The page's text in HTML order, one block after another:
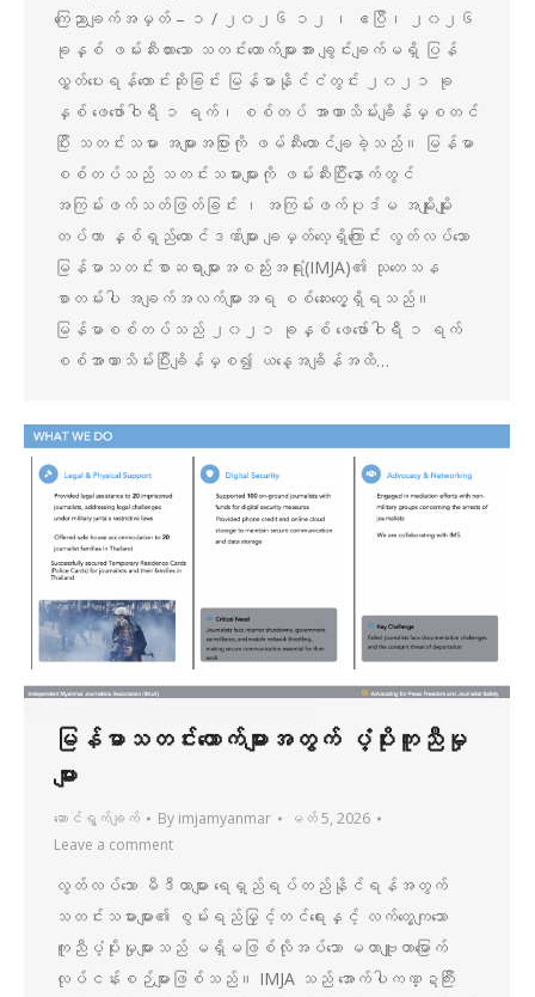
ကြေညာချက်အမှတ် – ၁ / ၂၀၂၆ ၁၂ ၊ ဧပြီ၊ ၂၀၂၆
ခုနှစ် ဖမ်းဆီးထားသော သတင်းထောက်များအား ချွင်းချက်မရှိ ပြန်
လွှတ်ပေးရန်တောင်းဆိုခြင်း မြန်မာနိုင်ငံတွင်း ၂၀၂၁ ခု
နှစ် ဖေဖော်ဝါရီ ၁ ရက်၊ စစ်တပ် အာဏာသိမ်းချိန်မှစတင်
ပြီး သတင်းသမား အများအပြားကို ဖမ်ဆီးထောင်ချခဲ့သည်။ မြန်မာ
စစ်တပ်သည် သတင်းသမားများကို ဖမ်းဆီးပြီးနောက်တွင်
အကြမ်းဖက်သတ်ဖြတ်ခြင်း ၊ အကြမ်းဖက်ပုဒ်မ အမျိုးမျိုး
တပ်ကာ နှစ်ရှည်ထောင်ဒဏ်များ ချမှတ်လေ့ရှိကြောင်း လွတ်လပ်သော
မြန်မာသတင်းစာဆရာများအစည်းအရုံး(IMJA)၏ သုတေသန
စာတမ်းပါ အချက်အလက်များအရ စစ်ဆေးတွေ့ရှိရသည်။
မြန်မာစစ်တပ်သည် ၂၀၂၁ ခုနှစ် ဖေဖော်ဝါရီ ၁ ရက်
စစ်အာဏာသိမ်းပြီးချိန်မှစ၍ ယနေ့အချိန်အထိ…
မြန်မာသတင်းထောက်များအတွက် ပံ့ပိုးကူညီမှု
များ
ဆောင်ရွက်ချက် By imjamyanmar
မတ် 5, 2026
Leave a comment
လွတ်လပ်သော မီဒီယာများ ရေရှည်ရပ်တည်နိုင်ရန်အတွက်
သတင်းသမားများ၏ စွမ်းရည်မြှင့်တင်ရေးနှင့် လက်တွေ့ကျသော
ကူညီပံ့ပိုးမှုများသည် မရှိမဖြစ်လိုအပ်သော မဟာဗျူဟာမြောက်
လုပ်ငန်းစဉ်များဖြစ်သည်။ IMJA သည် အောက်ပါကဏ္ဍကြီး